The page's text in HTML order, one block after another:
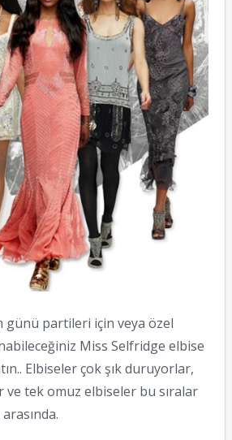
günü partileri için veya özel
Miss Selfridge elbise
Elbiseler çok şık duruyorlar,
tek omuz elbiseler bu sıralar